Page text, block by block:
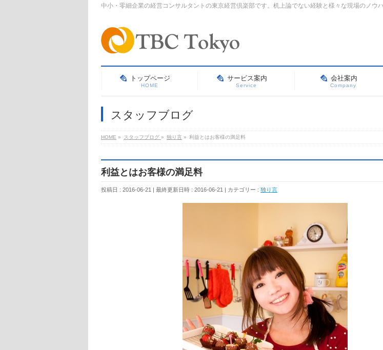
中小・零細企業の経営コンサルタントの東京経営倶楽部です。机上論でない経験と様々な現場のノウ
トップページ
HOME
サービス案内
Service
会社案内
Company
スタッフブログ
HOME » スタッフブログ » 独り言 » 利益とはお客様の満足料
利益とはお客様の満足料
投稿日 : 2016-06-21 最終更新日時 : 2016-06-21 カテゴリー : 独り言